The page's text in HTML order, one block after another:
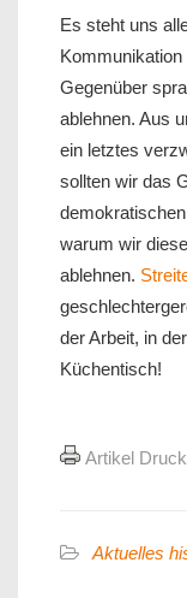
Es steht uns
Gegenüber
ablehnen. Aus
ein letztes
sollten wir das
warum wir
ablehnen.
der Arbeit, in
Küchentisch!
Artikel
Aktuelles